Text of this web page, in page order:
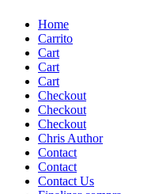
Skip
content
Home
Carrito
Cart
Cart
Cart
Checkout
Checkout
Checkout
Chris Author
Contact
Contact
Contact Us